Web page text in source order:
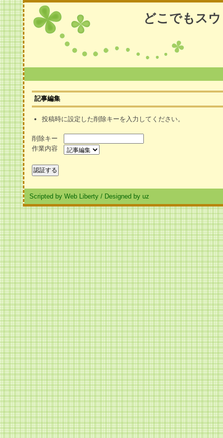
どこでもス
記事編集
投稿時に設定した削除キーを入力してください。
削除キー
作業内容
Scripted by Web Liberty / Designed by uz